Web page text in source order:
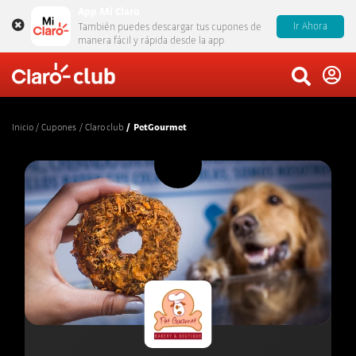
También puedes descargar tus cupones de
manera fácil y rápida desde la app
Ir Ahora
Inicio Cupones Claro club PetGourmet